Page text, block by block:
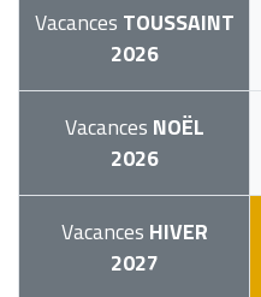
Vacances TOUSSAINT
2026
Vacances NOËL
2026
Vacances HIVER
2027